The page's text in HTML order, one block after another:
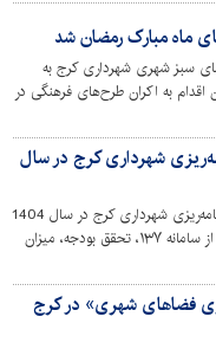
ماه مبارک رمضان شد
سبز شهری شهرداری کرج به
به اکران طرح‌های فرهنگی در
شهرداری کرج در سال
پنجمین جلسه شورای برنامه‌ریزی شهرداری کرج در سال 1404
با محوریت ارائه گزارشاتی از سامانه ۱۳۷، تحقق بودجه، میزان
به مسئولان برگزار شد.
فضاهای شهری» در کرج